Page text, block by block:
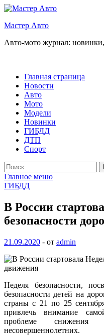
Перейти
содержимому
Мастер Авто
Авто-мото журнал:
Главная страница
Новости
Авто
Мото
Модели
Новинки
ГИБДД
ДТП
Спорт
Найти:
Главное меню
ГИБДД
В России
безопасности
21.09.2020 - от admin
Неделя безопасности,
безопасности детей на
страны с 21 по 25
привлечь внимание
проблеме снижения
несовершеннолетних.